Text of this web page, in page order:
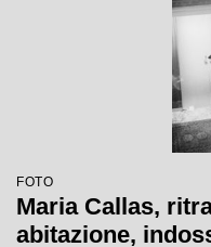
FOTO
Maria Callas,
abitazione,